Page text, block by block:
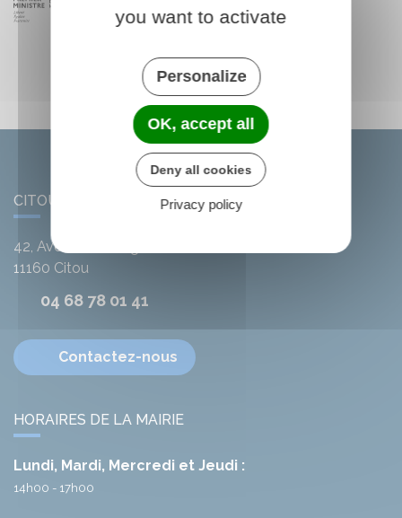
CITOU
42, Avenue de l'Argent-Double
11160 Citou
04 68 78 01 41
Contactez-nous
HORAIRES DE LA MAIRIE
Lundi, Mardi, Mercredi et Jeudi :
14h00 - 17h00
you want to activate
Personalize
OK, accept all
Deny all cookies
Privacy policy